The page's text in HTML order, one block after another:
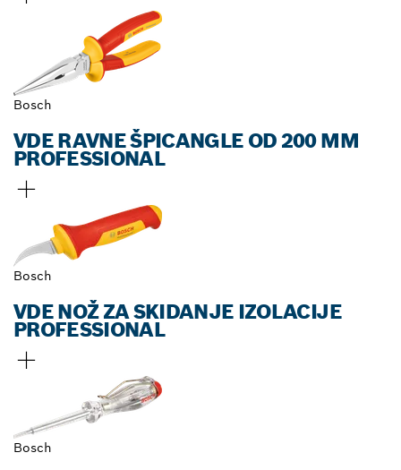
Bosch
VDE RAVNE ŠPICANGLE OD 200 MM
PROFESSIONAL
Bosch
VDE NOŽ ZA SKIDANJE IZOLACIJE
PROFESSIONAL
Bosch